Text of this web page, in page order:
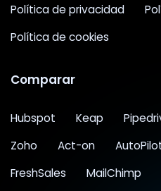
Política de privacidad
Política de cookies
Comparar
Hubspot Keap
Zoho
Act-on
FreshSales
MailChimp